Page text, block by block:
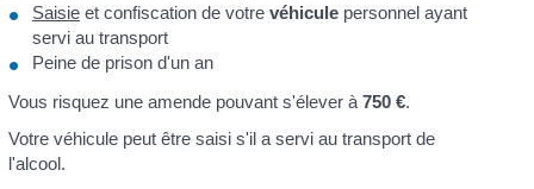
Saisieet confiscation de votre véhiculepersonnel ayant
servi au transport
Peine de prison d'un an
Vous risquez une amende pouvant s'élever à 750 €.
Votre véhicule peut être saisi s'il a servi au transport de
l'alcool.